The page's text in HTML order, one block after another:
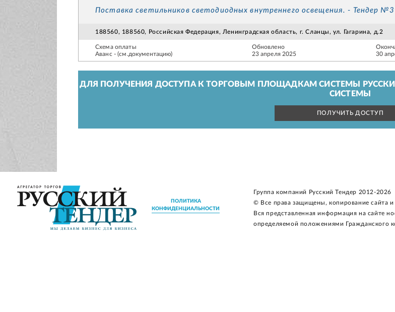
Поставка светильников светодиодных внутреннего освещения. - Тендер
188560, 188560, Российская Федерация, Ленинградская область, г. Сланцы, ул. Гагарина, д.2
Схема оплаты
Аванс - (см.документацию)
Обновлено
23 апреля 2025
30
ДЛЯ ПОЛУЧЕНИЯ ДОСТУПА К ТОРГОВЫМ ПЛОЩАДКАМ СИСТЕМЫ
СИСТЕМЫ
ПОЛУЧИТЬ ДОСТУП
ПОЛИТИКА
КОНФИДЕНЦИАЛЬНОСТИ
Группа компаний Русский Тендер 2012-2026
© Все права защищены, копирование сайта
Вся представленная информация на сайте
определяемой положениями Гражданского